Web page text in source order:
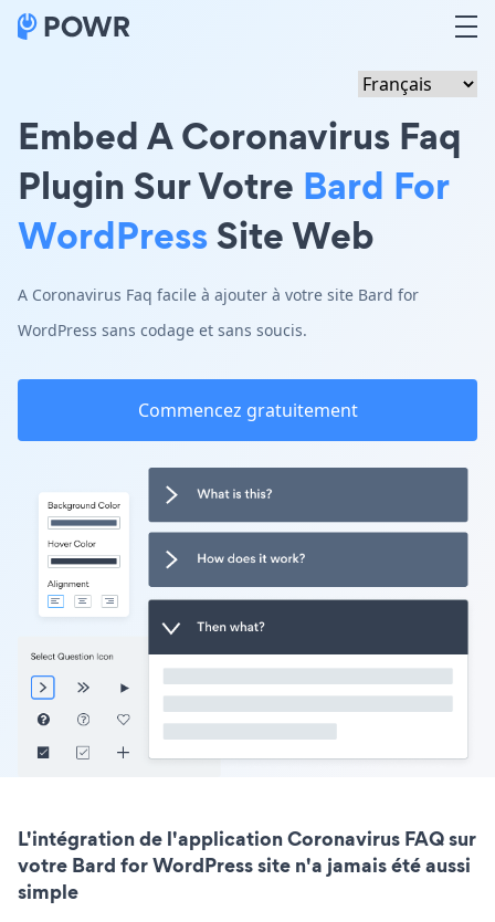
Embed A Coronavirus Faq
Plugin Sur Votre Bard For
WordPressSite Web
A Coronavirus Faq facile à ajouter à votre site Bard for
WordPress sans codage et sans soucis.
Commencez gratuitement
L'intégration de l'application Coronavirus FAQ sur
votre Bard for WordPress site n'a jamais été aussi
simple